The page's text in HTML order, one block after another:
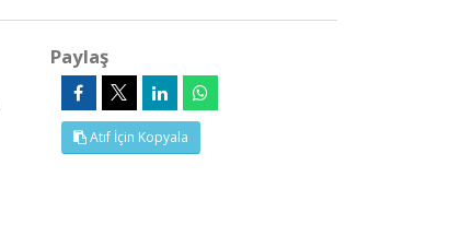
Paylaş
Atıf İçin Kopyala